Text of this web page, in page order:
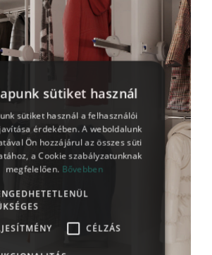
sütiket használ
sütiket használ a felhasználói
érdekében. A weboldalunk
Ön hozzájárul az összes süti
a Cookie szabályzatunknak
megfelelően. Bővebben
CÉLZÁS